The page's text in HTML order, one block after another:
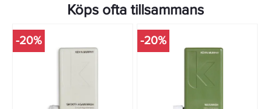
Köps ofta tillsammans
-20% -20%